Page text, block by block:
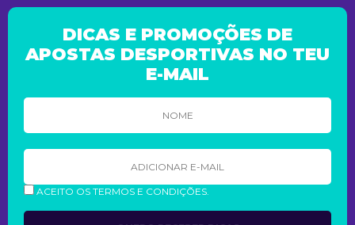
DICAS E PROMOÇÕES DE
APOSTAS DESPORTIVAS NO TEU
E-MAIL
ACEITO OS TERMOS E CONDIÇÕES.